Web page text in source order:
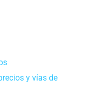
y vías de